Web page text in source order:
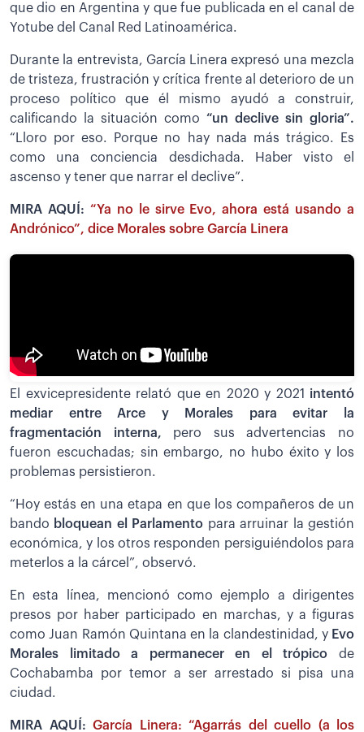
que dio en Argentina y que fue publicada en el canal de
Yotube del Canal Red Latinoamérica.
Durante la entrevista, García Linera expresó una mezcla
de tristeza, frustración y crítica frente al deterioro de un
proceso político que él mismo ayudó a construir,
calificando la situación como “un declive sin gloria”.
“Lloro por eso. Porque no hay nada más trágico. Es
como una conciencia desdichada. Haber visto el
ascenso y tener que narrar el declive”.
MIRA AQUÍ: “Ya no le sirve Evo, ahora está usando a
Andrónico”, dice Morales sobre García Linera
El exvicepresidente relató que en 2020 y 2021 intentó
mediar entre Arce y Morales para evitar la
fragmentación interna, pero sus advertencias no
fueron escuchadas; sin embargo, no hubo éxito y los
problemas persistieron.
“Hoy estás en una etapa en que los compañeros de un
bando bloquean el Parlamento para arruinar la gestión
económica, y los otros responden persiguiéndolos para
meterlos a la cárcel”, observó.
En esta línea, mencionó como ejemplo a dirigentes
presos por haber participado en marchas, y a figuras
como Juan Ramón Quintana en la clandestinidad, y Evo
Morales limitado a permanecer en el trópico de
Cochabamba por temor a ser arrestado si pisa una
ciudad.
MIRA AQUÍ: García Linera: “Agarrás del cuello (a los